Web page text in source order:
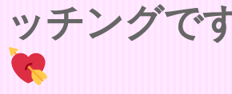
ッチングで